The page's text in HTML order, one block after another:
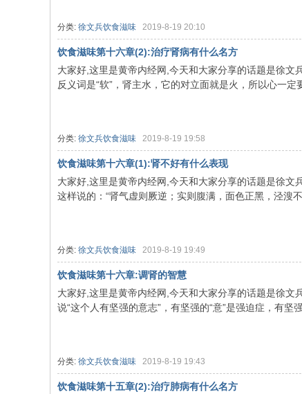
分类: 徐文兵饮食滋味 2019-8-19 20:10
饮食滋味第十六章(2):治疗肾病有什么名方
大家好,这里是黄帝内经网,今天和大家分享的话题是徐文
反义词是“软”，肾主水，它的对立面就是火，所以心一定
分类: 徐文兵饮食滋味 2019-8-19 19:58
饮食滋味第十六章(1):肾不好有什么表现
大家好,这里是黄帝内经网,今天和大家分享的话题是徐
这样说的：“肾气虚则厥逆；实则腹满，面色正黑，泾溲
分类: 徐文兵饮食滋味 2019-8-19 19:49
饮食滋味第十六章:调肾的智慧
大家好,这里是黄帝内经网,今天和大家分享的话题是徐文
说“这个人有坚强的意志”，有坚强的“意”是强迫症，有坚
分类: 徐文兵饮食滋味 2019-8-19 19:43
饮食滋味第十五章(2):治疗肺病有什么名方